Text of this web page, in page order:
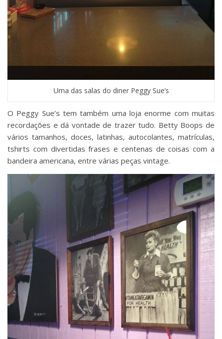
Uma das salas do diner Peggy Sue’s
O Peggy Sue’s tem também uma loja enorme com muitas
recordações e dá vontade de trazer tudo. Betty Boops de
vários tamanhos, doces, latinhas, autocolantes, matrículas,
tshirts com divertidas frases e centenas de coisas com a
bandeira americana, entre várias peças vintage.